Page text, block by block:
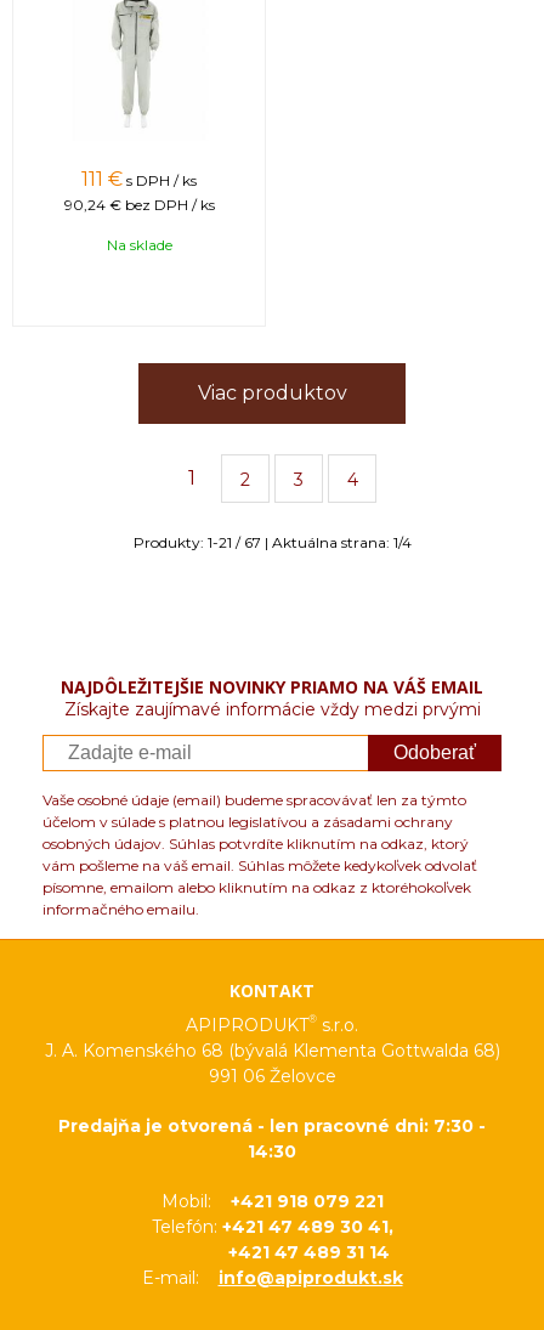
111 € s DPH / ks
90,24 € bez DPH / ks
Na sklade
Viac produktov
1 2 3 4
Produkty: 1-21 / 67 | Aktuálna strana: 1/4
NAJDÔLEŽITEJŠIE NOVINKY PRIAMO NA VÁŠ EMAIL
Získajte zaujímavé informácie vždy medzi prvými
Odoberať
Vaše osobné údaje (email) budeme spracovávať len za týmto
účelom v súlade s platnou legislatívou a zásadami ochrany
osobných údajov. Súhlas potvrdíte kliknutím na odkaz, ktorý
vám pošleme na váš email. Súhlas môžete kedykoľvek odvolať
písomne, emailom alebo kliknutím na odkaz z ktoréhokoľvek
informačného emailu.
KONTAKT
APIPRODUKT® s.r.o.
J. A. Komenského 68 (bývalá Klementa Gottwalda 68)
991 06 Želovce
Predajňa je otvorená - len pracovné dni: 7:30 -
14:30
Mobil: +421 918 079 221
Telefón: +421 47 489 30 41,
+421 47 489 31 14
E-mail: info@apiprodukt.sk